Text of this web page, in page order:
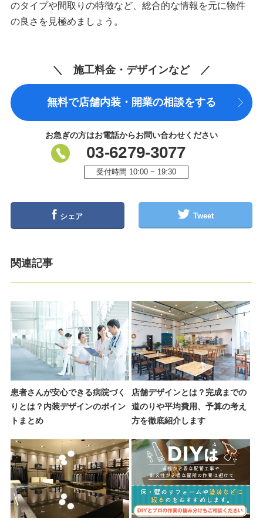
のタイプや間取りの特徴など、総合的な情報を元に物件
の良さを見極めましょう。
＼ 施工料金・デザインなど ／
無料で店舗内装・開業の相談をする
お急ぎの方はお電話からお問い合わせください
03-6279-3077
受付時間 10:00 ~ 19:30
シェア Tweet
関連記事
患者さんが安心できる病院づく
りとは？内装デザインのポイン
トまとめ
店舗デザインとは？完成までの
道のりや平均費用、予算の考え
方を徹底紹介します